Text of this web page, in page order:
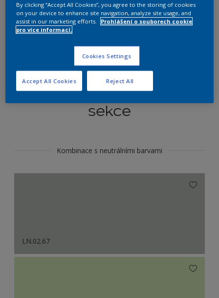
Najít výrobek v tomto odstínu
Koordinovat barevné
sekce
Kombinace s neutrálními barvami
LN.02.67
By clicking “Accept All Cookies”, you agree to the storing of cookies
on your device to enhance site navigation, analyze site usage, and
assist in our marketing efforts.
Prohlášení o souborech cookie
pro více informací.
Cookies Settings
Reject All
Accept All Cookies